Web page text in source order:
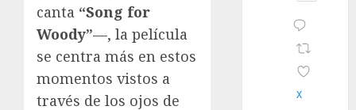
canta “Song for
Woody”—, la película
se centra más en estos
momentos vistos a
través de los ojos de
X